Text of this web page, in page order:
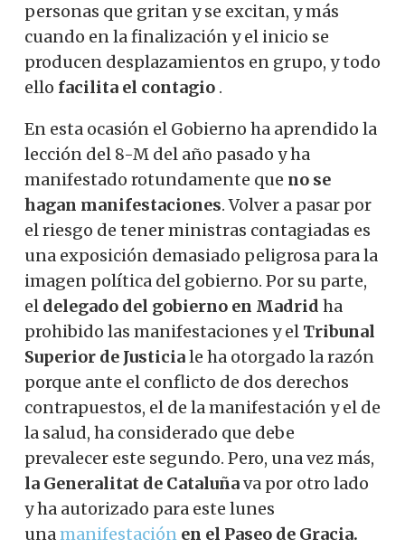
personas que gritan y se excitan, y más
cuando en la finalización y el inicio se
producen desplazamientos en grupo, y todo
ello facilita el contagio .
En esta ocasión el Gobierno ha aprendido la
lección del 8-M del año pasado y ha
manifestado rotundamente que no se
hagan manifestaciones. Volver a pasar por
el riesgo de tener ministras contagiadas es
una exposición demasiado peligrosa para la
imagen política del gobierno. Por su parte,
el delegado del gobierno en Madrid ha
prohibido las manifestaciones y el Tribunal
Superior de Justiciale ha otorgado la razón
porque ante el conflicto de dos derechos
contrapuestos, el de la manifestación y el de
la salud, ha considerado que debe
prevalecer este segundo. Pero, una vez más,
la Generalitat de Cataluñava por otro lado
y ha autorizado para este lunes
unamanifestación en el Paseo de Gracia.